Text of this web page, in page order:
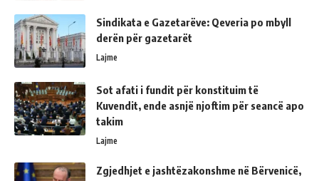
Sindikata e Gazetarëve: Qeveria po mbyll
derën për gazetarët
Lajme
Sot afati i fundit për konstituim të
Kuvendit, ende asnjë njoftim për seancë apo
takim
Lajme
Zgjedhjet e jashtëzakonshme në Bërvenicë,